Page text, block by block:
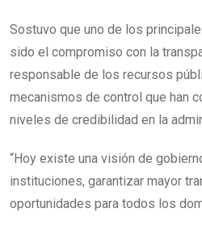
Sostuvo que uno de los
sido el compromiso con la
responsable de los recursos
mecanismos de control que han
niveles de credibilidad en la
“Hoy existe una visión de
instituciones, garantizar mayor
oportunidades para todos los